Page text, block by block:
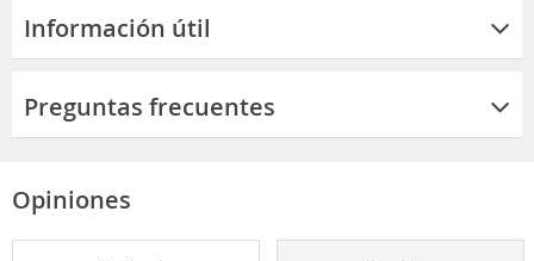
Información útil
Preguntas frecuentes
Opiniones